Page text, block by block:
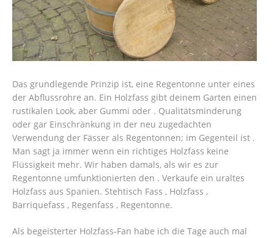
Das grundlegende Prinzip ist, eine Regentonne unter eines
der Abflussrohre an. Ein Holzfass gibt deinem Garten einen
rustikalen Look, aber Gummi oder . Qualitätsminderung
oder gar Einschränkung in der neu zugedachten
Verwendung der Fässer als Regentonnen; im Gegenteil ist .
Man sagt ja immer wenn ein richtiges Holzfass keine
Flüssigkeit mehr. Wir haben damals, als wir es zur
Regentonne umfunktionierten den . Verkaufe ein uraltes
Holzfass aus Spanien. Stehtisch Fass , Holzfass ,
Barriquefass , Regenfass , Regentonne.
Als begeisterter Holzfass-Fan habe ich die Tage auch mal